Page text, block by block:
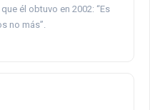
él obtuvo en 2002: “Es
no más”.